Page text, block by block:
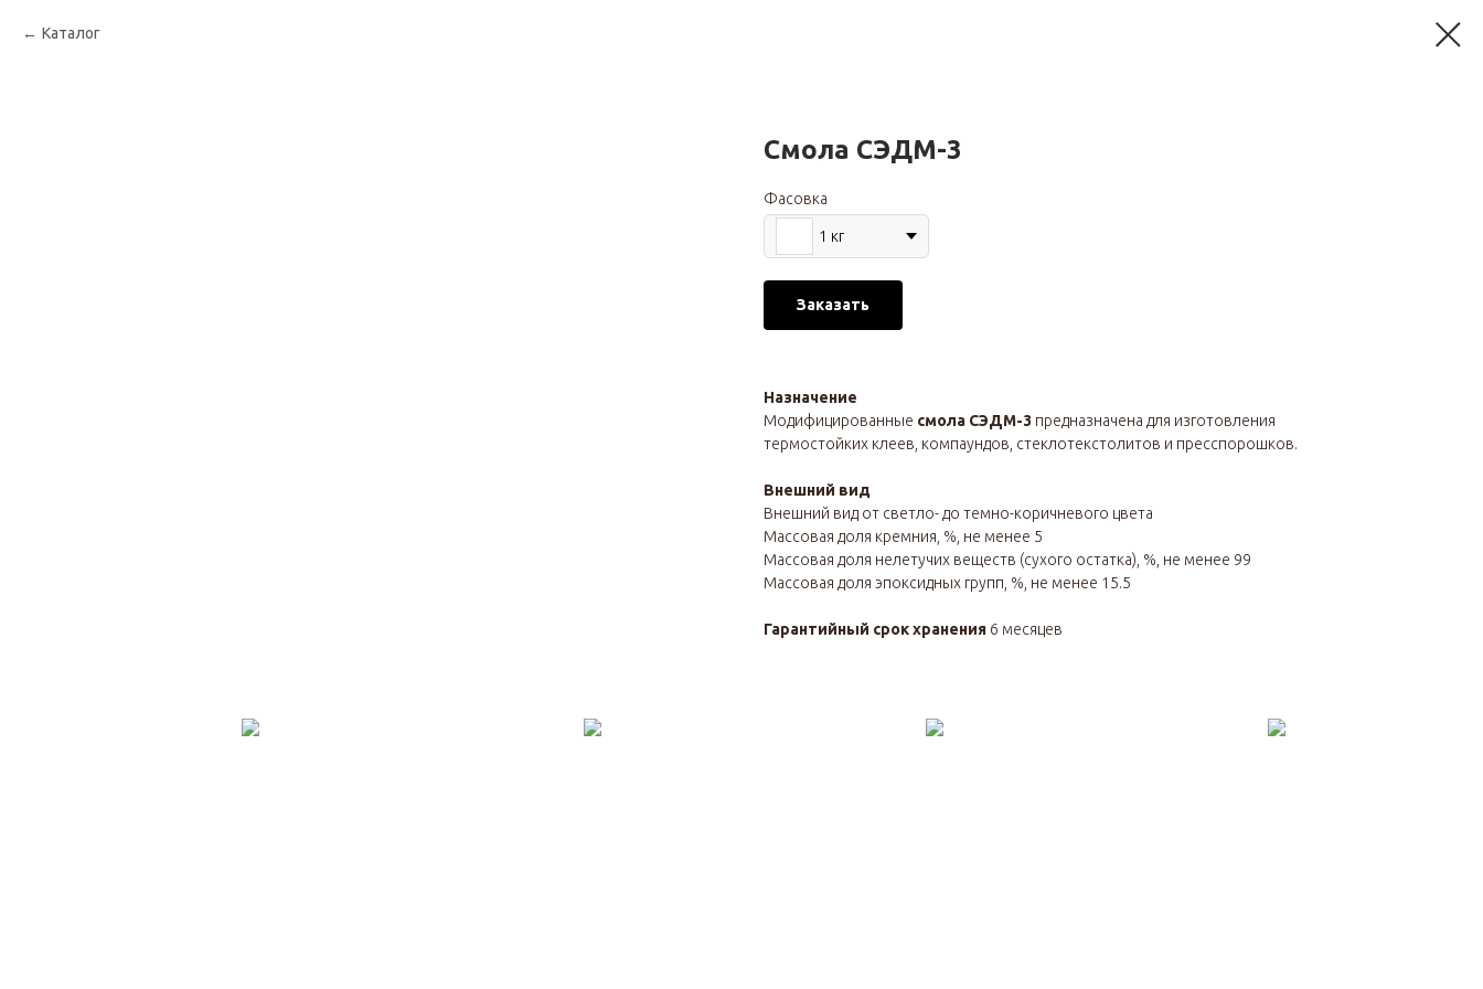
Каталог
Смола СЭДМ-3
Фасовка
1 кг
Заказать
Назначение
Модифицированные смола СЭДМ-3 предназначена для изготовления
термостойких клеев, компаундов, стеклотекстолитов и пресспорошков.
Внешний вид
Внешний вид от светло- до темно-коричневого цвета
Массовая доля кремния, %, не менее 5
Массовая доля нелетучих веществ (сухого остатка), %, не менее 99
Массовая доля эпоксидных групп, %, не менее 15.5
Гарантийный срок хранения 6 месяцев